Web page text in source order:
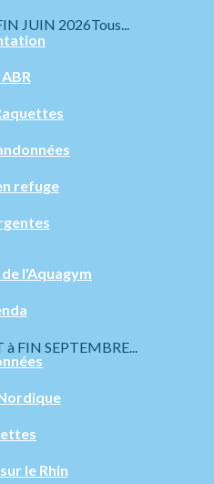
refuge
l'Aquagym
le Rhin
JUIN 2026Tous...
FIN SEPTEMBRE...